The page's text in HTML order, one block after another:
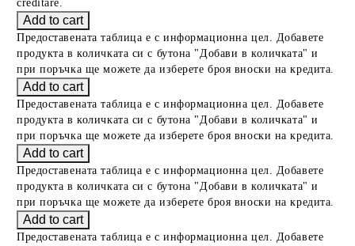
creditare.
Предоставената таблица е с информационна цел. Добавете
продукта в количката си с бутона "Добави в количката" и
при поръчка ще можете да изберете броя вноски на кредита.
Предоставената таблица е с информационна цел. Добавете
продукта в количката си с бутона "Добави в количката" и
при поръчка ще можете да изберете броя вноски на кредита.
Предоставената таблица е с информационна цел. Добавете
продукта в количката си с бутона "Добави в количката" и
при поръчка ще можете да изберете броя вноски на кредита.
Предоставената таблица е с информационна цел. Добавете